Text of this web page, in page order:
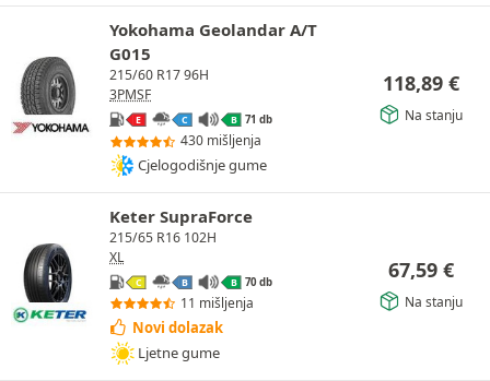
Yokohama Geolandar A/T
G015
215/60 R17 96H
3PMSF
E C B 71 db
430 mišljenja
Cjelogodišnje gume
118,89 €
Na stanju
Keter SupraForce
215/65 R16 102H
XL
C B B 70 db
11 mišljenja
Novi dolazak
Ljetne gume
67,59 €
Na stanju